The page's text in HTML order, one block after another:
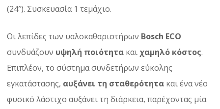
(24″). Συσκευασία 1 τεμάχιο.
Οι λεπίδες των υαλοκαθαριστήρων Bosch ECO
συνδυάζουν υψηλή ποιότητα και χαμηλό κόστος.
Επιπλέον, το σύστημα συνδετήρων εύκολης
εγκατάστασης, αυξάνει τη σταθερότητα και ένα νέο
φυσικό λάστιχο αυξάνει τη διάρκεια, παρέχοντας μία